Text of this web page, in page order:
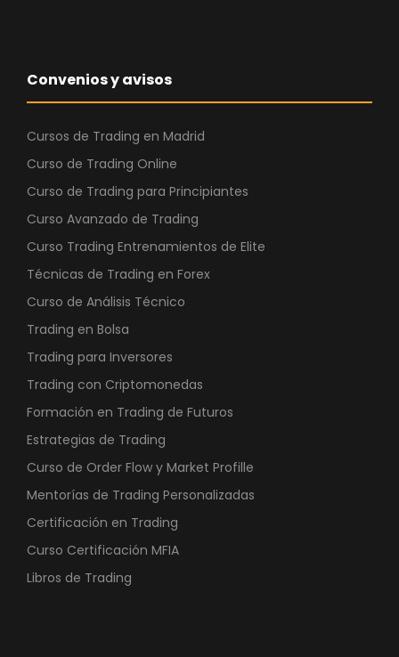
Convenios y avisos
Cursos de Trading en Madrid
Curso de Trading Online
Curso de Trading para Principiantes
Curso Avanzado de Trading
Curso Trading Entrenamientos de Elite
Técnicas de Trading en Forex
Curso de Análisis Técnico
Trading en Bolsa
Trading para Inversores
Trading con Criptomonedas
Formación en Trading de Futuros
Estrategias de Trading
Curso de Order Flow y Market Profille
Mentorías de Trading Personalizadas
Certificación en Trading
Curso Certificación MFIA
Libros de Trading